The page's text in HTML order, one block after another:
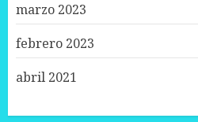
marzo 2023
febrero 2023
abril 2021